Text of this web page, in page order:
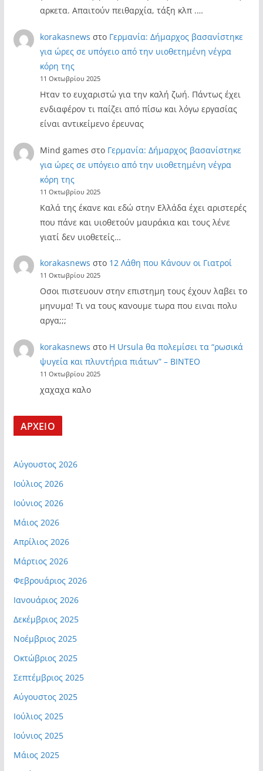
αρκετα. Απαιτούν πειθαρχία, τάξη κλπ .…
korakasnews στο Γερμανία: Δήμαρχος βασανίστηκε
για ώρες σε υπόγειο από την υιοθετημένη νέγρα
κόρη της
11 Οκτωβρίου 2025
Ηταν το ευχαριστώ για την καλή ζωή. Πάντως έχει
ενδιαφέρον τι παίζει από πίσω και λόγω εργασίας
είναι αντικείμενο έρευνας
Mind games στο Γερμανία: Δήμαρχος βασανίστηκε
για ώρες σε υπόγειο από την υιοθετημένη νέγρα
κόρη της
11 Οκτωβρίου 2025
Καλά της έκανε και εδώ στην Ελλάδα έχει αριστερές
που πάνε και υιοθετούν μαυράκια και τους λένε
γιατί δεν υιοθετείς…
korakasnews στο 12 Λάθη που Κάνουν οι Γιατροί
11 Οκτωβρίου 2025
Οσοι πιστευουν στην επιστημη τους έχουν λαβει το
μηνυμα! Τι να τους κανουμε τωρα που ειναι πολυ
αργα;;;
korakasnews στο Η Ursula θα πολεμίσει τα “ρωσικά
ψυγεία και πλυντήρια πιάτων” – ΒΙΝΤΕΟ
11 Οκτωβρίου 2025
χαχαχα καλο
ΑΡΧΕΙΟ
Αύγουστος 2026
Ιούλιος 2026
Ιούνιος 2026
Μάιος 2026
Απρίλιος 2026
Μάρτιος 2026
Φεβρουάριος 2026
Ιανουάριος 2026
Δεκέμβριος 2025
Νοέμβριος 2025
Οκτώβριος 2025
Σεπτέμβριος 2025
Αύγουστος 2025
Ιούλιος 2025
Ιούνιος 2025
Μάιος 2025